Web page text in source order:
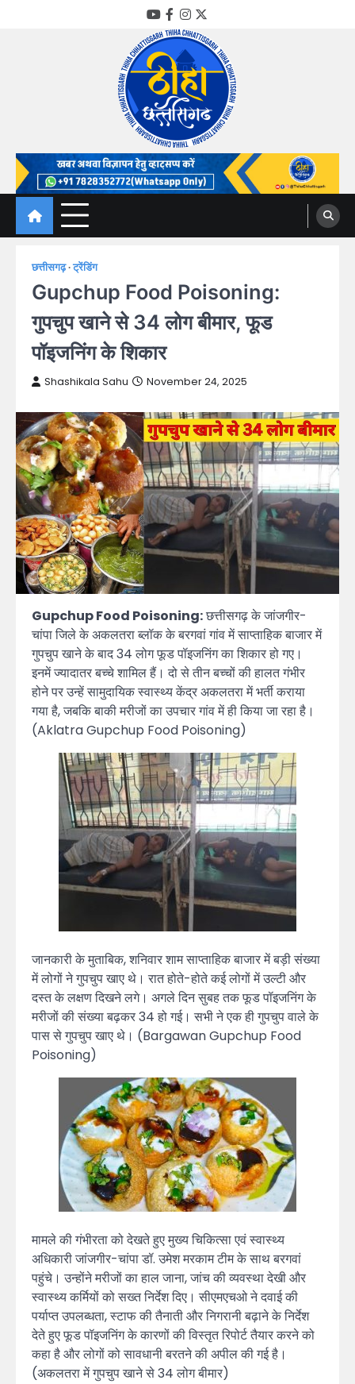
YouTube
Facebook
Instagram
Twitter
Thiha Chhattisgarh
गोठ जन-जन के
छत्तीसगढ़ ट्रेंडिंग
Gupchup Food Poisoning:
गुपचुप खाने से 34 लोग बीमार, फूड
पॉइजनिंग के शिकार
Shashikala Sahu November 24, 2025
Gupchup Food Poisoning:छत्तीसगढ़ के जांजगीर-
चांपा जिले के अकलतरा ब्लॉक के बरगवां गांव में साप्ताहिक बाजार में
गुपचुप खाने के बाद 34 लोग फूड पॉइजनिंग का शिकार हो गए।
इनमें ज्यादातर बच्चे शामिल हैं। दो से तीन बच्चों की हालत गंभीर
होने पर उन्हें सामुदायिक स्वास्थ्य केंद्र अकलतरा में भर्ती कराया
गया है, जबकि बाकी मरीजों का उपचार गांव में ही किया जा रहा है।
(Aklatra Gupchup Food Poisoning)
जानकारी के मुताबिक, शनिवार शाम साप्ताहिक बाजार में बड़ी संख्या
में लोगों ने गुपचुप खाए थे। रात होते-होते कई लोगों में उल्टी और
दस्त के लक्षण दिखने लगे। अगले दिन सुबह तक फूड पॉइजनिंग के
मरीजों की संख्या बढ़कर 34 हो गई। सभी ने एक ही गुपचुप वाले के
पास से गुपचुप खाए थे। (Bargawan Gupchup Food
Poisoning)
मामले की गंभीरता को देखते हुए मुख्य चिकित्सा एवं स्वास्थ्य
अधिकारी जांजगीर-चांपा डॉ. उमेश मरकाम टीम के साथ बरगवां
पहुंचे। उन्होंने मरीजों का हाल जाना, जांच की व्यवस्था देखी और
स्वास्थ्य कर्मियों को सख्त निर्देश दिए। सीएमएचओ ने दवाई की
पर्याप्त उपलब्धता, स्टाफ की तैनाती और निगरानी बढ़ाने के निर्देश
देते हुए फूड पॉइजनिंग के कारणों की विस्तृत रिपोर्ट तैयार करने को
कहा है और लोगों को सावधानी बरतने की अपील की गई है।
(अकलतरा में गुपचुप खाने से 34 लोग बीमार)